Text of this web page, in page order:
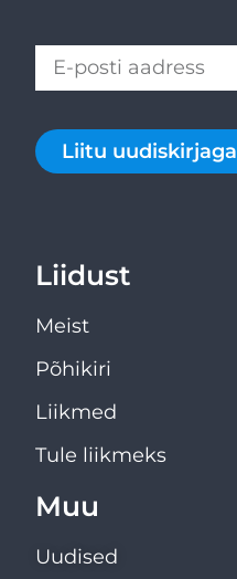
Liitu uudiskirjaga
Liidust
Meist
Põhikiri
Liikmed
Tule liikmeks
Muu
Uudised